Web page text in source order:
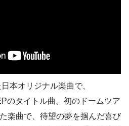
本オリジナル楽曲で、
のタイトル曲。初のドームツア
楽曲で、待望の夢を掴んだ喜び